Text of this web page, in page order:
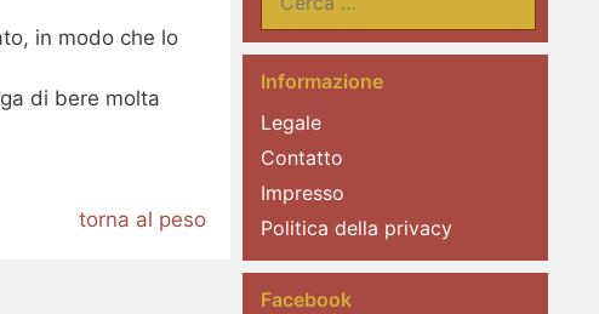
in modo che lo
di bere molta
torna al peso
per:
Informazione
Legale
Contatto
Impresso
Politica della privacy
Facebook